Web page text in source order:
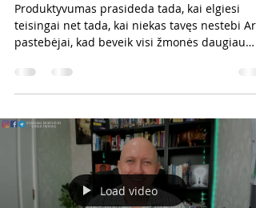
Produktyvumas prasideda tada, kai elgiesi
teisingai net tada, kai niekas tavęs nestebi Ar
pastebėjai, kad beveik visi žmonės daugiau
šaukdavome: „Mama, pažiūrėk, kaip aš šoku!“
„Pažiūrėk, kaip važiuoju dviračiu!“ „Pažiūrėk,
Ir įdomiausia tai, kad šis principas niekur
nedingsta suaugus. Kai mus kažkas stebi,
dažniausiai dirbame daugiau, stengiamės
labiau ir tampame produktyvesni.
Load video